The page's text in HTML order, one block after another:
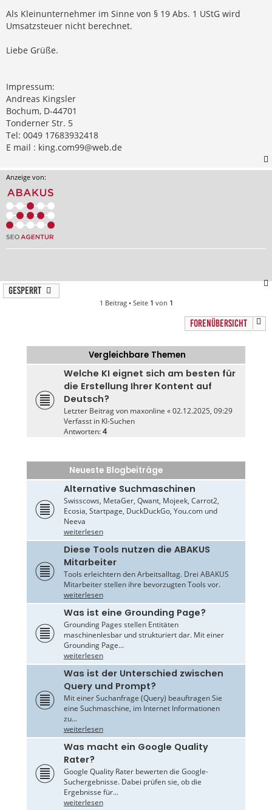
Als Kleinunternehmer im Sinne von § 19 Abs. 1 UStG wird
Umsatzsteuer nicht berechnet.
Liebe Grüße.
Impressum:
Andreas Kingsler
Bochum, D-44701
Tonderner Str. 5
Tel: 0049 17683932418
E mail : king.com99@web.de
Anzeige von:
Gesperrt
1 Beitrag • Seite 1 von 1
FORENÜBERSICHT
Vergleichbare Themen
Welche KI eignet sich am besten für
die Erstellung Ihrer Kontent auf
Deutsch?
Letzter Beitrag von maxonline «02.12.2025, 09:29
Verfasst in KI-Suchen
Antworten:4
Neueste Blogbeiträge
Alternative Suchmaschinen
Swisscows, MetaGer, Qwant, Mojeek, Carrot2,
Ecosia, Startpage, DuckDuckGo, You.com und
Neeva
weiterlesen
Diese Tools nutzen die ABAKUS
Mitarbeiter
Tools erleichtern den Arbeitsalltag. Drei ABAKUS
Mitarbeiter stellen ihre bevorzugten Tools vor.
weiterlesen
Was ist eine Grounding Page?
Grounding Pages stellen Entitäten
maschinenlesbar und strukturiert dar. Mit einer
Grounding Page...
weiterlesen
Was ist der Unterschied zwischen
Query und Prompt?
Mit einer Suchanfrage (Query) beauftragen Sie
eine Suchmaschine, im Internet Informationen
zu...
weiterlesen
Was macht ein Google Quality
Rater?
Google Quality Rater bewerten die Google-
Suchergebnisse. Dabei prüfen sie, ob die
Ergebnisse für...
weiterlesen